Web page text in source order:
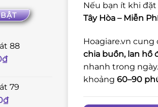
88
₫
79
₫
Nếu bạn ít khi
Tây Hòa – Miễn
Hoagiare.vn cung
chia buồn, lan hồ
nhanh trong
khoảng 60–90